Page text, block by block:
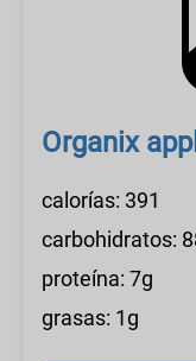
Organix
calorías: 391
carbohidratos:
proteína: 7g
grasas: 1g